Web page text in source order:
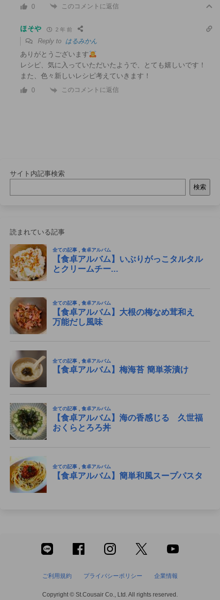
0 このコメントに返信
ほそや 2 年 前
Reply to はるみかん
ありがとうございます
レシピ、気に入っていただいたようで、とても嬉しいです！
また、色々新しいレシピ考えていきます！
0 このコメントに返信
サイト内記事検索
検索
読まれている記事
ご利用規約 プライバシーポリシー 企業情報
Copyright © St.Cousair Co., Ltd. All rights reserved.